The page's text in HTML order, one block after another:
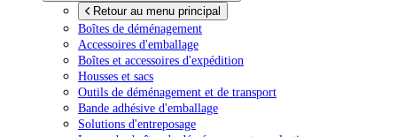
Retour au menu principal
Boîtes de déménagement
Accessoires d'emballage
Boîtes et accessoires d'expédition
Housses et sacs
Outils de déménagement et de transport
Bande adhésive d'emballage
Solutions d'entreposage